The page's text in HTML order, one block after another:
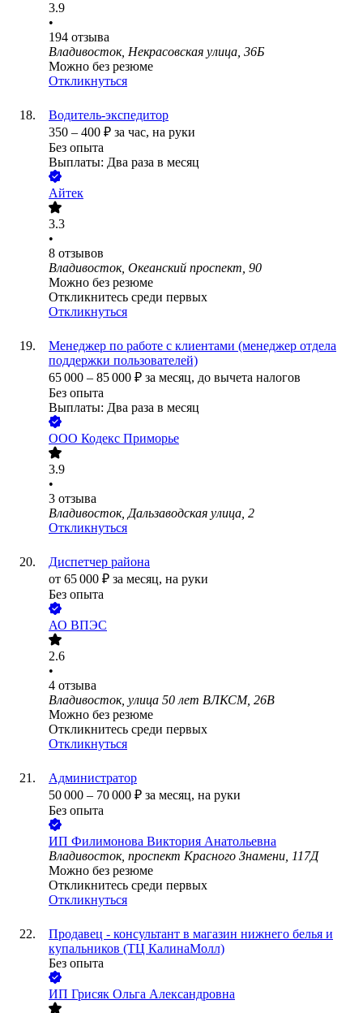
3.9
•
194 отзыва
Владивосток, Некрасовская улица, 36Б
Можно без резюме
Откликнуться
Водитель-экспедитор
350 – 400 ₽ за час, на руки
Без опыта
Выплаты: Два раза в месяц
Айтек
3.3
•
8 отзывов
Владивосток, Океанский проспект, 90
Можно без резюме
Откликнитесь среди первых
Откликнуться
Менеджер по работе с клиентами (менеджер отдела
поддержки пользователей)
65 000 – 85 000 ₽ за месяц, до вычета налогов
Без опыта
Выплаты: Два раза в месяц
ООО Кодекс Приморье
3.9
•
3 отзыва
Владивосток, Дальзаводская улица, 2
Откликнуться
Диспетчер района
от 65 000 ₽ за месяц, на руки
Без опыта
АО ВПЭС
2.6
•
4 отзыва
Владивосток, улица 50 лет ВЛКСМ, 26В
Можно без резюме
Откликнитесь среди первых
Откликнуться
Администратор
50 000 – 70 000 ₽ за месяц, на руки
Без опыта
ИП Филимонова Виктория Анатольевна
Владивосток, проспект Красного Знамени, 117Д
Можно без резюме
Откликнитесь среди первых
Откликнуться
Продавец - консультант в магазин нижнего белья и
купальников (ТЦ КалинаМолл)
Без опыта
ИП Грисяк Ольга Александровна